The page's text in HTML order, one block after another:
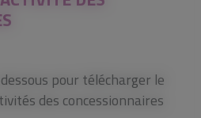
pour télécharger le
des concessionnaires